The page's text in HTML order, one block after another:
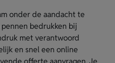
onder de aandacht te
bedrukken bij
met verantwoord
en snel een online